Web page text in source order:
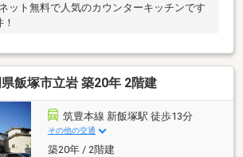
ット無料で人気のカウンターキッチンです
飯塚市立岩 築20年 2階建
筑豊本線 新飯塚駅 徒歩13分
その他の交通
築20年 / 2階建